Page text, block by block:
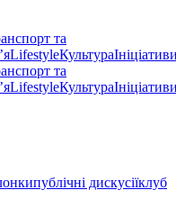
та
LifestyleКультура
та
LifestyleКультура
публічні дискусіїклуб